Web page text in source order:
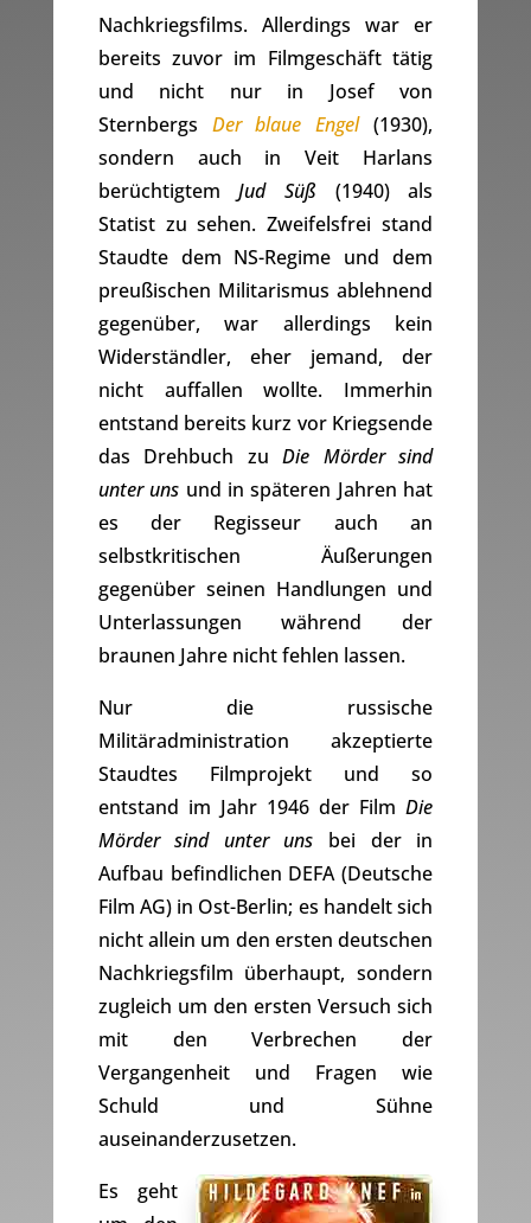
Nachkriegsfilms. Allerdings war er
bereits zuvor im Filmgeschäft tätig
und nicht nur in Josef von
Sternbergs Der blaue Engel(1930),
sondern auch in Veit Harlans
berüchtigtemJud Süß (1940) als
Statist zu sehen. Zweifelsfrei stand
Staudte dem NS-Regime und dem
preußischen Militarismus ablehnend
gegenüber, war allerdings kein
Widerständler, eher jemand, der
nicht auffallen wollte. Immerhin
entstand bereits kurz vor Kriegsende
das Drehbuch zuDie Mörder sind
unter uns und in späteren Jahren hat
es der Regisseur auch an
selbstkritischen Äußerungen
gegenüber seinen Handlungen und
Unterlassungen während der
braunen Jahre nicht fehlen lassen.
Nur die russische
Militäradministration akzeptierte
Staudtes Filmprojekt und so
entstand im Jahr 1946 der FilmDie
Mörder sind unter uns bei der in
Aufbau befindlichen DEFA (Deutsche
Film AG) in Ost-Berlin; es handelt sich
nicht allein um den ersten deutschen
Nachkriegsfilm überhaupt, sondern
zugleich um den ersten Versuch sich
mit den Verbrechen der
Vergangenheit und Fragen wie
Schuld und Sühne
auseinanderzusetzen.
Es geht